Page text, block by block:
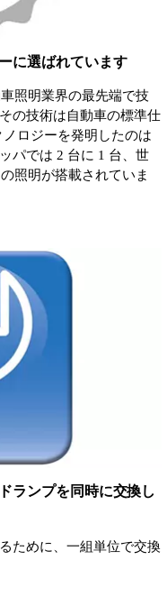
に選ばれています
照明業界の最先端で技
の技術は自動車の標準仕
ロジーを発明したのは
パでは 2 台に 1 台、世
照明が搭載されていま
ランプを同時に交換し
ために、一組単位で交換